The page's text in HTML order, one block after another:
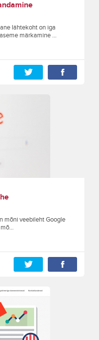
lähtekoht on iga
märkamine ...
mõni veebileht Google